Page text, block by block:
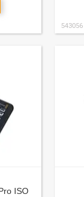
543056
ISO